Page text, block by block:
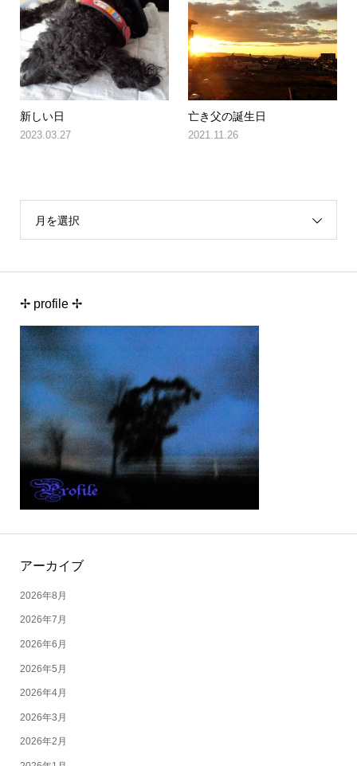
新しい日
2023.03.27
亡き父の誕生日
2021.11.26
月を選択
✢ profile ✢
アーカイブ
2026年8月
2026年7月
2026年6月
2026年5月
2026年4月
2026年3月
2026年2月